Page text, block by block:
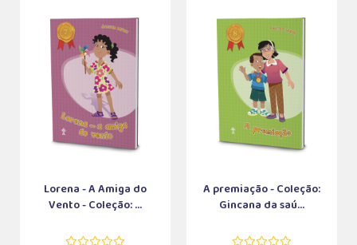
Lorena - A Amiga do
Vento - Coleção: ...
A premiação - Coleção:
Gincana da saú...